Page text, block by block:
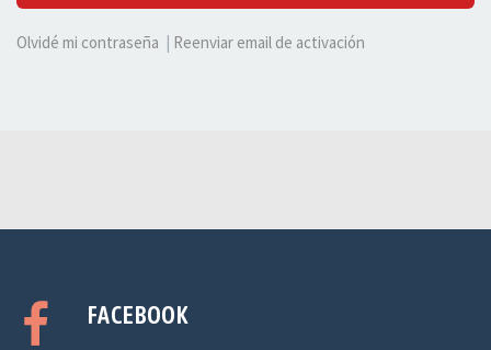
Olvidé mi contraseña Reenviar email de activación
FACEBOOK